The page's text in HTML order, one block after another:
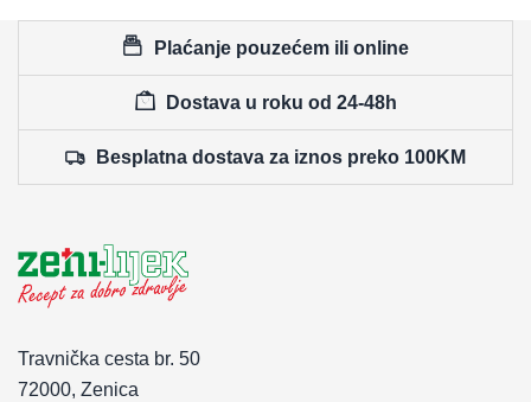
Plaćanje pouzećem ili online
Dostava u roku od 24-48h
Besplatna dostava za iznos preko 100KM
Travnička cesta br. 50
72000, Zenica